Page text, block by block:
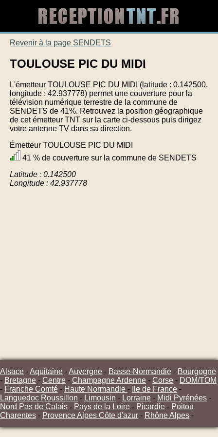
Revenir à la page SENDETS
TOULOUSE PIC DU MIDI
L'émetteur TOULOUSE PIC DU MIDI (latitude : 0.142500,
longitude : 42.937778) permet une couverture pour la
télévision numérique terrestre de la commune de
SENDETS de 41%. Retrouvez la position géographique
de cet émetteur TNT sur la carte ci-dessous puis dirigez
votre antenne TV dans sa direction.
Émetteur TOULOUSE PIC DU MIDI
41 % de couverture sur la commune de SENDETS
Latitude : 0.142500
Longitude : 42.937778
Alsace -Aquitaine -Auvergne - Basse-Normandie - Bourgogne
- Bretagne - Centre - Champagne Ardenne - Corse - DOM/TOM
- Franche Comté - Haute Normandie - Ile de France -
Languedoc Roussillon - Limousin - Lorraine - Midi Pyrénées -
Nord Pas de Calais - Pays de la Loire - Picardie - Poitou
Charentes - Provence Alpes Côte d'azur - Rhône Alpes -